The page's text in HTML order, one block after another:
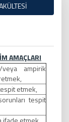
AMAÇLARI
ampirik
etmek,
tespit